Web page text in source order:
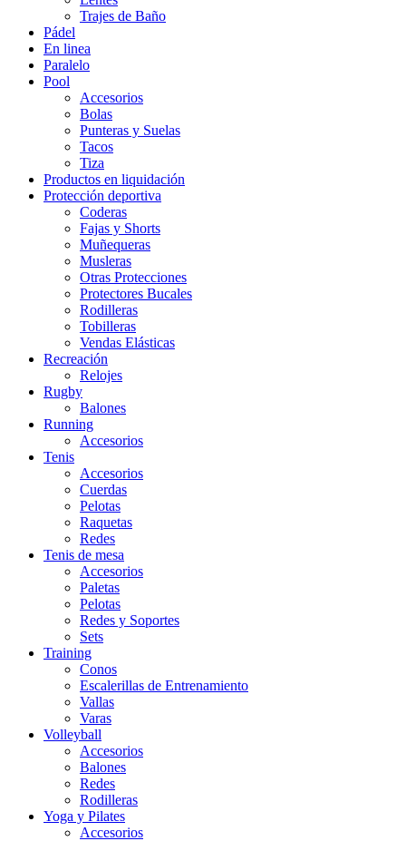
Trajes de Baño
Pádel
En linea
Paralelo
Pool
Accesorios
Bolas
Punteras y Suelas
Tacos
Tiza
Productos en liquidación
Protección deportiva
Coderas
Fajas y Shorts
Muñequeras
Musleras
Otras Protecciones
Protectores Bucales
Rodilleras
Tobilleras
Vendas Elásticas
Recreación
Relojes
Rugby
Balones
Running
Accesorios
Tenis
Accesorios
Cuerdas
Pelotas
Raquetas
Redes
Tenis de mesa
Accesorios
Paletas
Pelotas
Redes y Soportes
Sets
Training
Conos
Escalerillas de Entrenamiento
Vallas
Varas
Volleyball
Accesorios
Balones
Redes
Rodilleras
Yoga y Pilates
Accesorios